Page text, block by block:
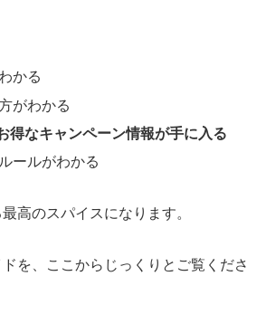
かる
がわかる
得なキャンペーン情報が手に入る
ールがわかる
高のスパイスになります。
を、ここからじっくりとご覧くださ